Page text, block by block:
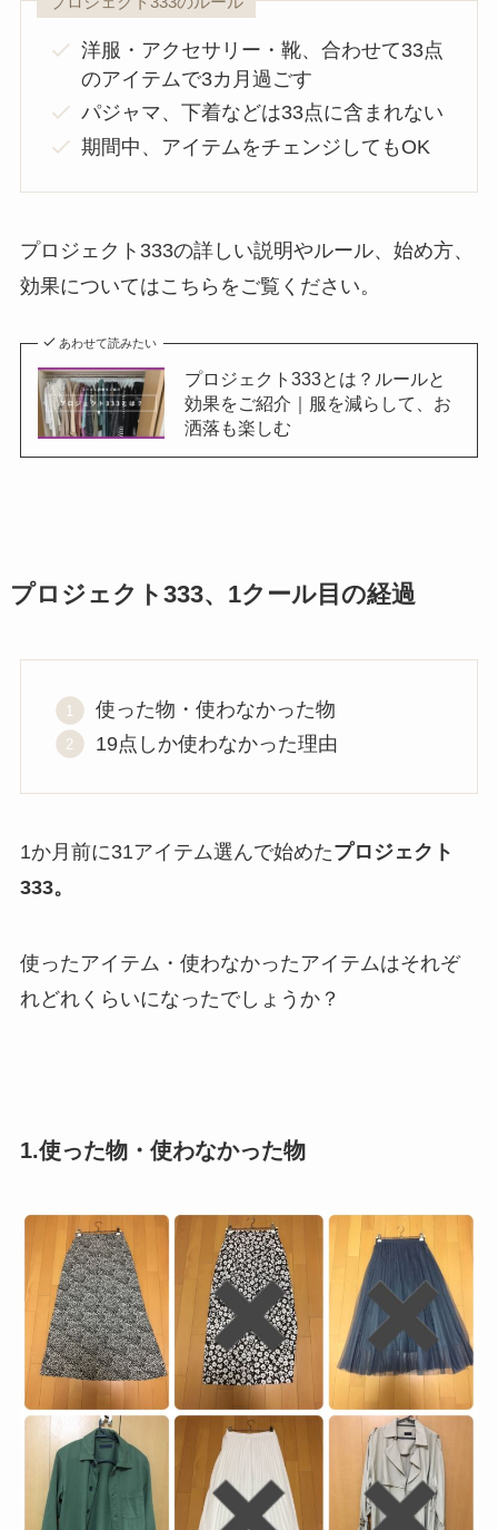
洋服・アクセサリー・靴、合わせて33点
のアイテムで3カ月過ごす
パジャマ、下着などは33点に含まれない
期間中、アイテムをチェンジしてもOK
プロジェクト333の詳しい説明やルール、始め方、
効果についてはこちらをご覧ください。
あわせて読みたい
プロジェクト333とは？ルールと
効果をご紹介｜服を減らして、お
洒落も楽しむ
プロジェクト333、1クール目の経過
使った物・使わなかった物
19点しか使わなかった理由
1か月前に31アイテム選んで始めたプロジェクト
333。
使ったアイテム・使わなかったアイテムはそれぞ
れどれくらいになったでしょうか？
1.使った物・使わなかった物